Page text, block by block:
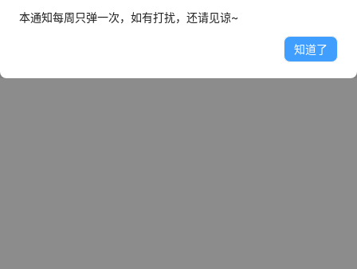
本通知每周只弹一次，如有打扰，还请见谅~
知道了